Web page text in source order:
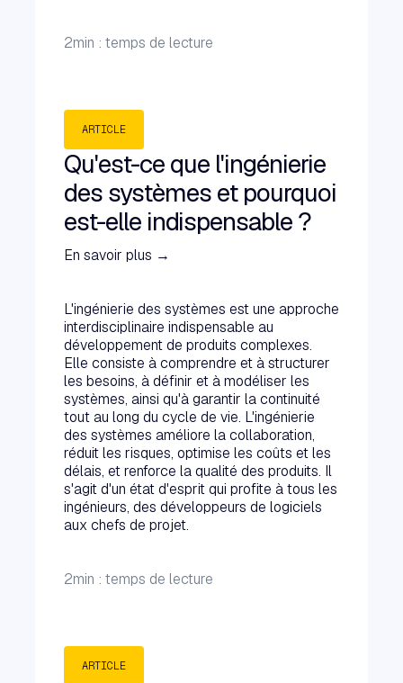
2min : temps de lecture
ARTICLE
Qu'est-ce que l'ingénierie
des systèmes et pourquoi
est-elle indispensable ?
En savoir plus →
L'ingénierie des systèmes est une approche
interdisciplinaire indispensable au
développement de produits complexes.
Elle consiste à comprendre et à structurer
les besoins, à définir et à modéliser les
systèmes, ainsi qu'à garantir la continuité
tout au long du cycle de vie. L'ingénierie
des systèmes améliore la collaboration,
réduit les risques, optimise les coûts et les
délais, et renforce la qualité des produits. Il
s'agit d'un état d'esprit qui profite à tous les
ingénieurs, des développeurs de logiciels
aux chefs de projet.
2min : temps de lecture
ARTICLE